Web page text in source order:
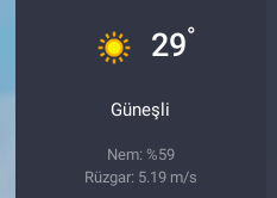
29°
Güneşli
Nem: %59
Rüzgar: 5.19 m/s